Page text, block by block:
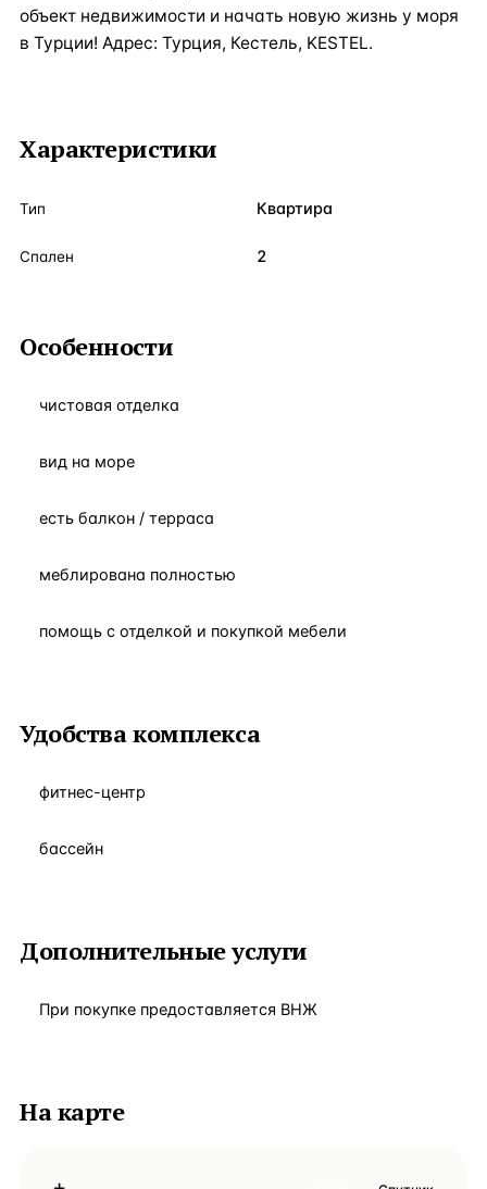
объект недвижимости и начать новую жизнь у моря
в Турции! Адрес: Турция, Кестель, KESTEL.
Характеристики
Тип Квартира
Спален 2
Особенности
чистовая отделка
вид на море
есть балкон / терраса
меблирована полностью
помощь с отделкой и покупкой мебели
Удобства комплекса
фитнес-центр
бассейн
Дополнительные услуги
При покупке предоставляется ВНЖ
На карте